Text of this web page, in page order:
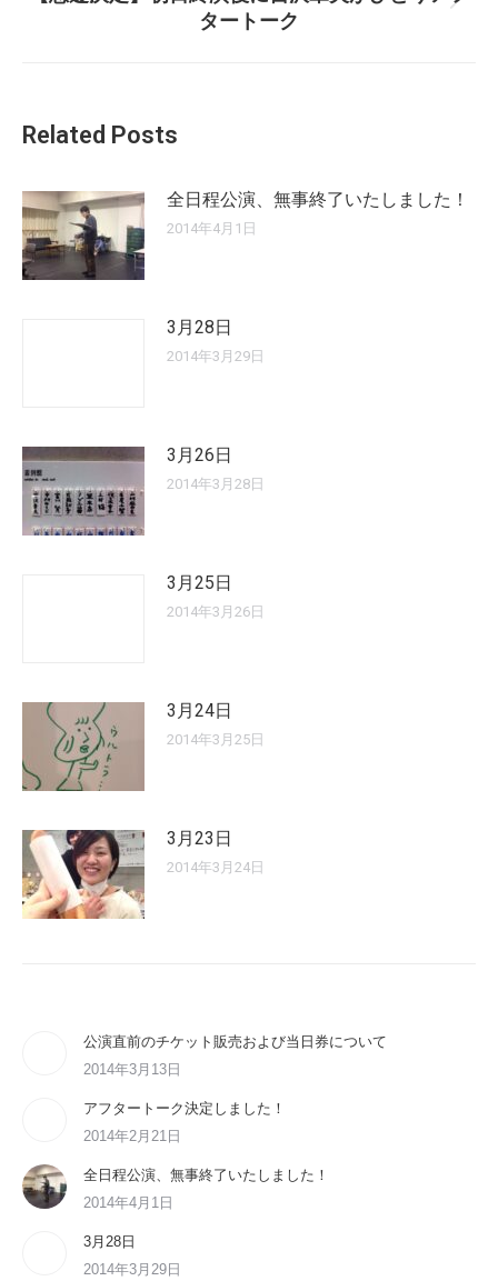
Next
post:
タートーク
Related Posts
全日程公演、無事終了いたしました！
2014年4月1日
3月28日
2014年3月29日
3月26日
2014年3月28日
3月25日
2014年3月26日
3月24日
2014年3月25日
3月23日
2014年3月24日
公演直前のチケット販売および当日券について
2014年3月13日
アフタートーク決定しました！
2014年2月21日
全日程公演、無事終了いたしました！
2014年4月1日
3月28日
2014年3月29日